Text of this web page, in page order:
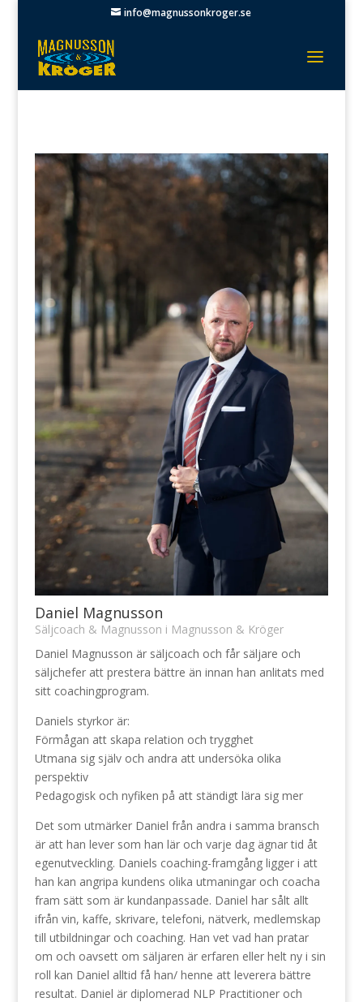
info@magnussonkroger.se
Daniel Magnusson
Säljcoach & Magnusson i Magnusson & Kröger
Daniel Magnusson är säljcoach och får säljare och
säljchefer att prestera bättre än innan han anlitats med
sitt coachingprogram.
Daniels styrkor är:
Förmågan att skapa relation och trygghet
Utmana sig själv och andra att undersöka olika
perspektiv
Pedagogisk och nyfiken på att ständigt lära sig mer
Det som utmärker Daniel från andra i samma bransch
är att han lever som han lär och varje dag ägnar tid åt
egenutveckling. Daniels coaching-framgång ligger i att
han kan angripa kundens olika utmaningar och coacha
fram sätt som är kundanpassade. Daniel har sålt allt
ifrån vin, kaffe, skrivare, telefoni, nätverk, medlemskap
till utbildningar och coaching. Han vet vad han pratar
om och oavsett om säljaren är erfaren eller helt ny i sin
roll kan Daniel alltid få han/ henne att leverera bättre
resultat. Daniel är diplomerad NLP Practitioner och